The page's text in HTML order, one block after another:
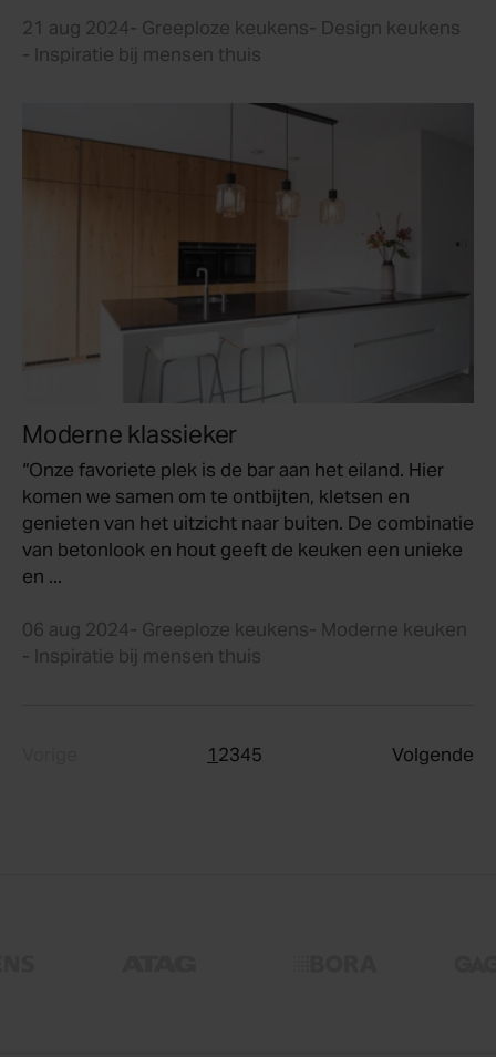
21 aug 2024- Greeploze keukens- Design keukens
- Inspiratie bij mensen thuis
Moderne klassieker
“Onze favoriete plek is de bar aan het eiland. Hier
komen we samen om te ontbijten, kletsen en
genieten van het uitzicht naar buiten. De combinatie
van betonlook en hout geeft de keuken een unieke
en ...
06 aug 2024- Greeploze keukens- Moderne keuken
- Inspiratie bij mensen thuis
12345 Volgende